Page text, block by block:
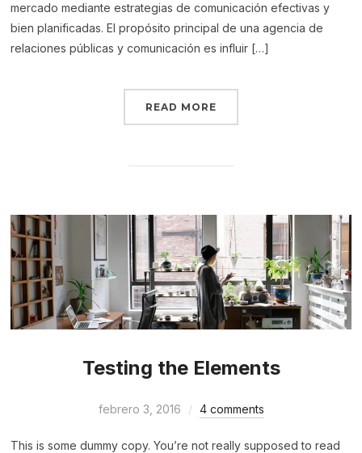
mercado mediante estrategias de comunicación efectivas y
bien planificadas. El propósito principal de una agencia de
relaciones públicas y comunicación es influir […]
READ MORE
Testing the Elements
febrero 3, 2016 4 comments
This is some dummy copy. You’re not really supposed to read